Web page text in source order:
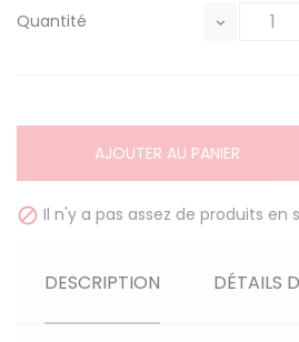
Quantité
AJOUTER AU PANIER
 Il n'y a pas assez de produits en
DESCRIPTION DÉTAILS